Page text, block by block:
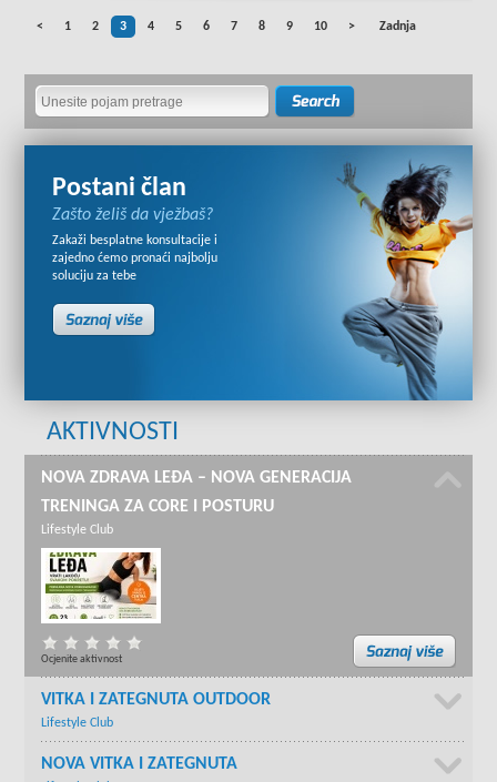
< 1 2 3 4 5 6 7 8 9 10 > Zadnja
Postani član
Zašto želiš da vježbaš?
Zakaži besplatne konsultacije i
zajedno ćemo pronaći najbolju
soluciju za tebe
AKTIVNOSTI
NOVA ZDRAVA LEĐA – NOVA GENERACIJA
TRENINGA ZA CORE I POSTURU
Lifestyle Club
Ocjenite aktivnost
VITKA I ZATEGNUTA OUTDOOR
Lifestyle Club
NOVA VITKA I ZATEGNUTA